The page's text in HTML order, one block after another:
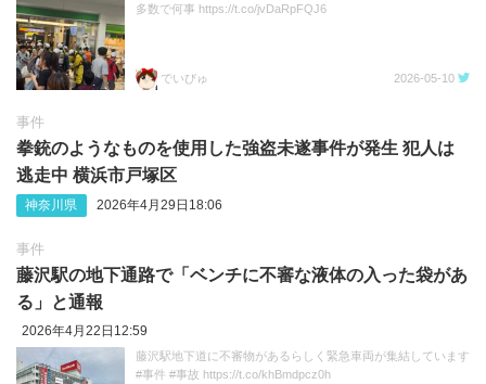
多数で何事 https://t.co/jvDaRpFQJ6
でいびゅ 2026-05-10
事件
拳銃のようなものを使用した強盗未遂事件が発生 犯人は
逃走中 横浜市戸塚区
神奈川県 2026年4月29日18:06
事件
藤沢駅の地下通路で「ベンチに不審な液体の入った袋があ
る」と通報
2026年4月22日12:59
藤沢駅地下道に不審物があるらしく緊急車両が集結しています
#事件 #事故 https://t.co/khBmdpcz0h